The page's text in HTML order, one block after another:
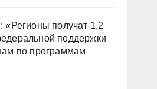
«Регионы получат 1,2
поддержки
по программам